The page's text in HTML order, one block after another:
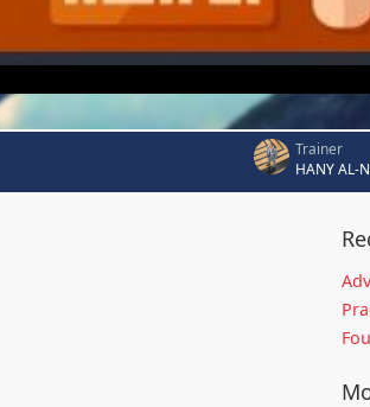
Trainer
HANY AL-